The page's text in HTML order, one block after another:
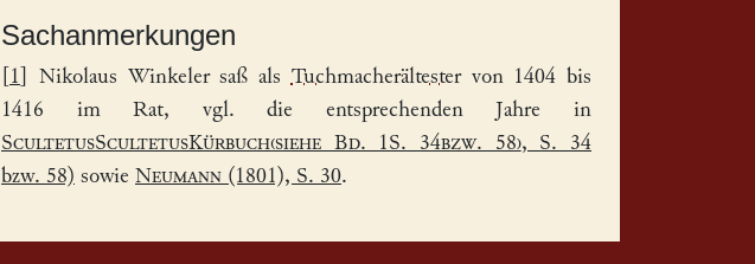
Sachanmerkungen
1 ] Nikolaus Winkeler saß alsTuchmacherältestervon 1404 bis
1416 imRat, vgl. die entsprechenden Jahre in
ScultetusScultetusKürbuch(siehe Bd. 1S. 34bzw. 58), S. 34
bzw. 58) sowie Neumann (1801), S. 30.